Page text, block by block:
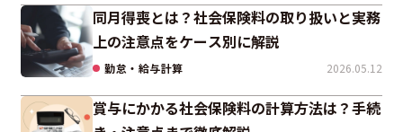
同月得喪とは？社会保険料の取り扱いと実務
上の注意点をケース別に解説
勤怠・給与計算 2026.05.12
賞与にかかる社会保険料の計算方法は？手続